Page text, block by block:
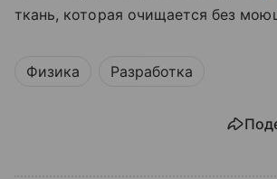
ткань, которая очищается без
Физика Разработка